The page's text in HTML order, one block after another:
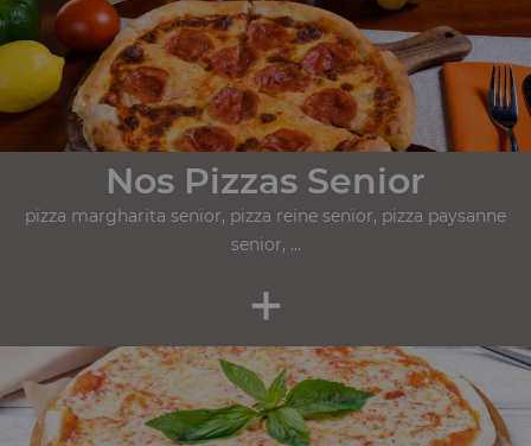
Nos Pizzas Senior
pizza margharita senior, pizza reine senior, pizza paysanne
senior, ...
+